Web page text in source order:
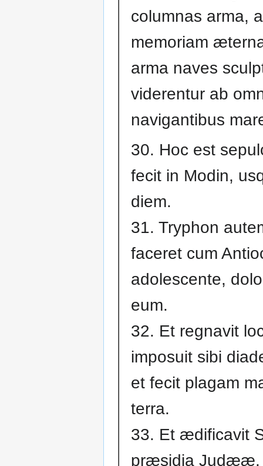
columnas arma,
memoriam
arma naves
viderentur ab
navigantibus
30. Hoc est
fecit in Modin,
diem.
31. Tryphon
faceret cum
adolescente,
eum.
32. Et regnavit
imposuit sibi
et fecit plagam
terra.
33. Et ædificavit
præsidia Judææ,